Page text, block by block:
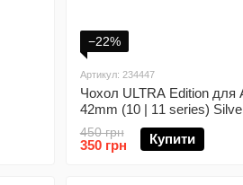
−22%
Артикул: 234447
Чохол ULTRA Edition для
42mm (10 | 11 series)
450 грн
350 грн Купити